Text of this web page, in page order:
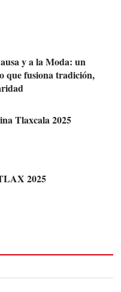
y a la Moda: un
que fusiona tradición,
Tlaxcala 2025
2025